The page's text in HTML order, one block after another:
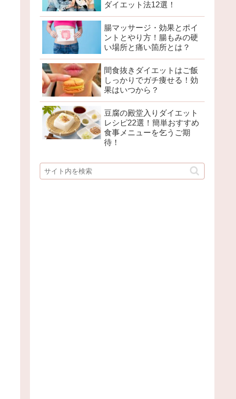
ダイエット法12選！
腸マッサージ・効果とポイ
ントとやり方！腸もみの硬
い場所と痛い箇所とは？
間食抜きダイエットはご飯
しっかりでガチ痩せる！効
果はいつから？
豆腐の殿堂入りダイエット
レシピ22選！簡単おすすめ
食事メニューを乞うご期
待！